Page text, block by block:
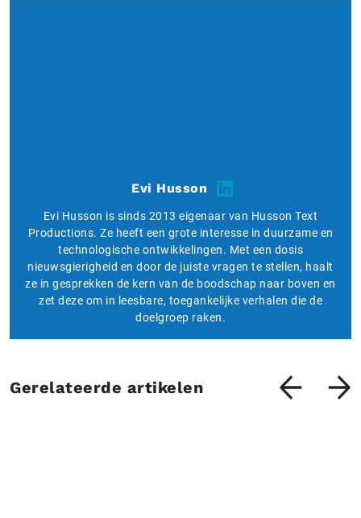
Evi Husson
Evi Husson is sinds 2013 eigenaar van Husson Text
Productions. Ze heeft een grote interesse in duurzame en
technologische ontwikkelingen. Met een dosis
nieuwsgierigheid en door de juiste vragen te stellen, haalt
ze in gesprekken de kern van de boodschap naar boven en
zet deze om in leesbare, toegankelijke verhalen die de
doelgroep raken.
Gerelateerde artikelen